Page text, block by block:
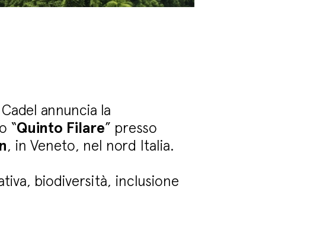
annuncia la
“Quinto Filare” presso
, in Veneto, nel nord Italia.
biodiversità, inclusione